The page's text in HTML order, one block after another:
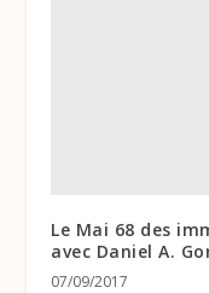
Le Mai 68 des
avec Daniel A.
07/09/2017